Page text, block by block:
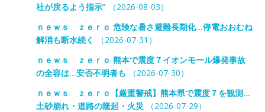
社が戻るよう指示”（2026-08-03）
ｎｅｗｓ ｚｅｒｏ 危険な暑さ避難長期化…停電おおむね
解消も断水続く
（2026-07-31）
ｎｅｗｓ ｚｅｒｏ 熊本で震度７イオンモール爆発事故
の全容は…安否不明者も （2026-07-30）
ｎｅｗｓ ｚｅｒｏ【厳重警戒】熊本県で震度７を観測…
土砂崩れ・道路の隆起・火災
（2026-07-29）